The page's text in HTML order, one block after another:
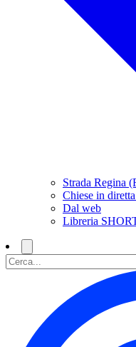
Strada Regina
Chiese in
Dal web
Libreria